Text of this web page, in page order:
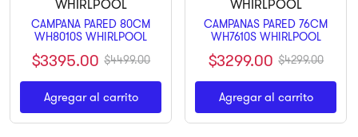
CAMPANA PARED 80CM
WH8010S WHIRLPOOL
$3395.00 $4499.00
Agregar al carrito
CAMPANAS PARED 76CM
WH7610S WHIRLPOOL
$3299.00 $4299.00
Agregar al carrito
9.
pulsar